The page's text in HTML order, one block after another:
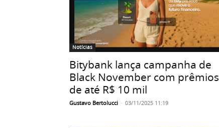
Notícias
Bitybank lança campanha de
Black November com prêmios
de até R$ 10 mil
Gustavo Bertolucci - 03/11/2025 11:19